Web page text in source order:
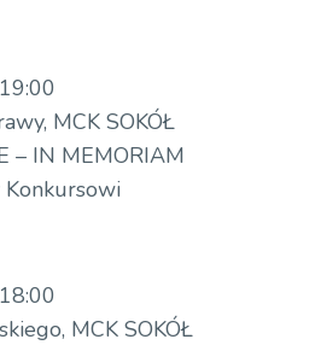
MCK SOKÓŁ
– IN MEMORIAM
Konkursowi
MCK SOKÓŁ